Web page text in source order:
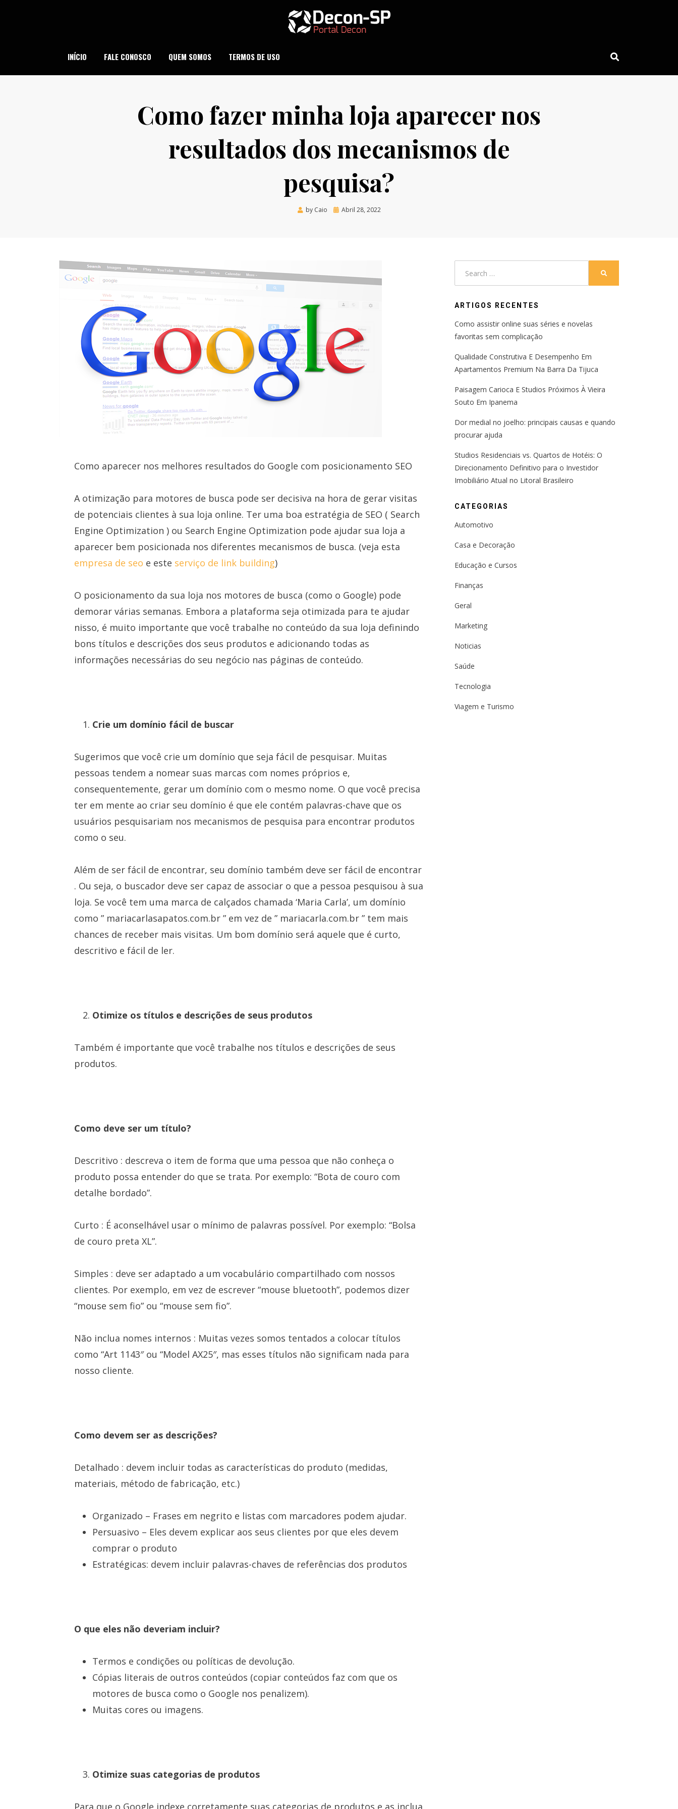
DECON-SP
INÍCIO FALE CONOSCO QUEM SOMOS TERMOS DE USO
Como fazer minha loja aparecer nos
resultados dos mecanismos de
pesquisa?
by Caio
Posted
Abril 28, 2022
Como aparecer nos melhores resultados do Google com posicionamento SEO
A otimização para motores de busca pode ser decisiva na hora de gerar visitas
de potenciais clientes à sua loja online. Ter uma boa estratégia de SEO ( Search
Engine Optimization ) ou Search Engine Optimization pode ajudar sua loja a
aparecer bem posicionada nos diferentes mecanismos de busca. (veja esta
empresa de seo e este serviço de link building)
O posicionamento da sua loja nos motores de busca (como o Google) pode
demorar várias semanas. Embora a plataforma seja otimizada para te ajudar
nisso, é muito importante que você trabalhe no conteúdo da sua loja definindo
bons títulos e descrições dos seus produtos e adicionando todas as
informações necessárias do seu negócio nas páginas de conteúdo.
Crie um domínio fácil de buscar
Sugerimos que você crie um domínio que seja fácil de pesquisar. Muitas
pessoas tendem a nomear suas marcas com nomes próprios e,
consequentemente, gerar um domínio com o mesmo nome. O que você precisa
ter em mente ao criar seu domínio é que ele contém palavras-chave que os
usuários pesquisariam nos mecanismos de pesquisa para encontrar produtos
como o seu.
Além de ser fácil de encontrar, seu domínio também deve ser fácil de encontrar
. Ou seja, o buscador deve ser capaz de associar o que a pessoa pesquisou à sua
loja. Se você tem uma marca de calçados chamada ‘Maria Carla’, um domínio
como ” mariacarlasapatos.com.br ” em vez de ” mariacarla.com.br ” tem mais
chances de receber mais visitas. Um bom domínio será aquele que é curto,
descritivo e fácil de ler.
Otimize os títulos e descrições de seus produtos
Também é importante que você trabalhe nos títulos e descrições de seus
produtos.
Como deve ser um título?
Descritivo : descreva o item de forma que uma pessoa que não conheça o
produto possa entender do que se trata. Por exemplo: “Bota de couro com
detalhe bordado”.
Curto : É aconselhável usar o mínimo de palavras possível. Por exemplo: “Bolsa
de couro preta XL”.
Simples : deve ser adaptado a um vocabulário compartilhado com nossos
clientes. Por exemplo, em vez de escrever “mouse bluetooth”, podemos dizer
“mouse sem fio” ou “mouse sem fio”.
Não inclua nomes internos : Muitas vezes somos tentados a colocar títulos
como “Art 1143″ ou “Model AX25″, mas esses títulos não significam nada para
nosso cliente.
Como devem ser as descrições?
Detalhado : devem incluir todas as características do produto (medidas,
materiais, método de fabricação, etc.)
Organizado – Frases em negrito e listas com marcadores podem ajudar.
Persuasivo – Eles devem explicar aos seus clientes por que eles devem
comprar o produto
Estratégicas: devem incluir palavras-chaves de referências dos produtos
O que eles não deveriam incluir?
Termos e condições ou políticas de devolução.
Cópias literais de outros conteúdos (copiar conteúdos faz com que os
motores de busca como o Google nos penalizem).
Muitas cores ou imagens.
Otimize suas categorias de produtos
Para que o Google indexe corretamente suas categorias de produtos e as inclua
ARTIGOS RECENTES
Como assistir online suas séries e novelas
favoritas sem complicação
Qualidade Construtiva E Desempenho Em
Apartamentos Premium Na Barra Da Tijuca
Paisagem Carioca E Studios Próximos À Vieira
Souto Em Ipanema
Dor medial no joelho: principais causas e quando
procurar ajuda
Studios Residenciais vs. Quartos de Hotéis: O
Direcionamento Definitivo para o Investidor
Imobiliário Atual no Litoral Brasileiro
CATEGORIAS
Automotivo
Casa e Decoração
Educação e Cursos
Finanças
Geral
Marketing
Noticias
Saúde
Tecnologia
Viagem e Turismo